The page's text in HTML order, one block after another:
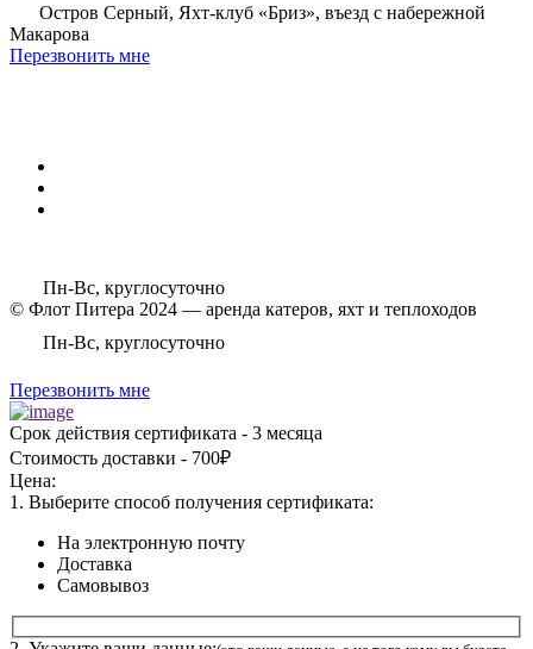
Остров Серный, Яхт-клуб «Бриз», въезд с набережной
Макарова
Перезвонить мне
Пн-Вс, круглосуточно
© Флот Питера 2024 — аренда катеров, яхт и теплоходов
Пн-Вс, круглосуточно
Перезвонить мне
Срок действия сертификата - 3 месяца
Стоимость доставки - 700₽
Цена:
1. Выберите способ получения сертификата:
На электронную почту
Доставка
Самовывоз